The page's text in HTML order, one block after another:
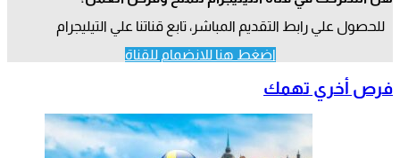
للحصول علي رابط التقديم المباشر، تابع قناتنا علي التيليجرام
اضغط هنا للانضمام للقناة
فرص أخري تهمك